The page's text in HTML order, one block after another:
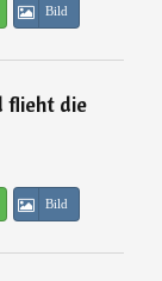
Bild
flieht die
Bild